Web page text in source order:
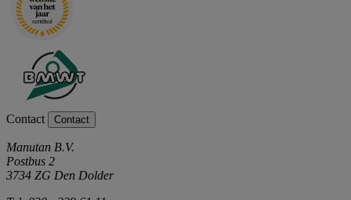
Contact Contact
Manutan B.V.
Postbus 2
3734 ZG Den Dolder